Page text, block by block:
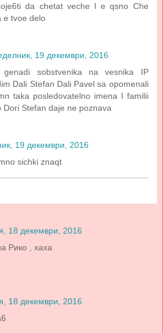
da chetat veche I e qsno Che
e tvoe delo
19 декември, 2016
sobstvenika na vesnika IP
Dali Stefan Dali Pavel sa opomenali
taka posledovatelno imena I familii
Dori Stefan daje ne poznava
19 декември, 2016
sichki znaqt
18 декември, 2016
Рико , хаха
18 декември, 2016